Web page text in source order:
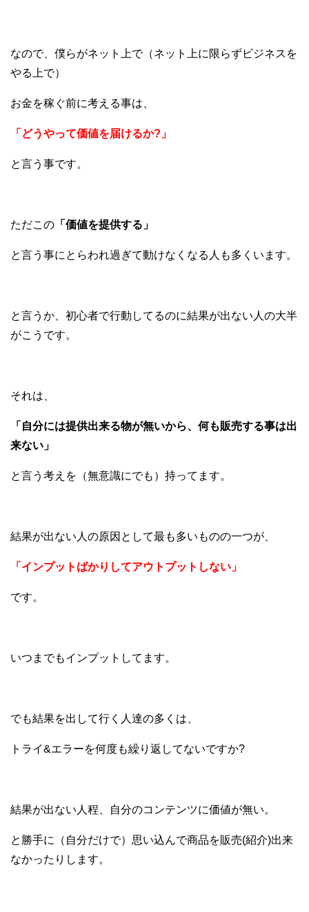
なので、僕らがネット上で（ネット上に限らずビジネスを
やる上で）
お金を稼ぐ前に考える事は、
「どうやって価値を届けるか?」
と言う事です。
ただこの 「価値を提供する」
と言う事にとらわれ過ぎて動けなくなる人も多くいます。
と言うか、初心者で行動してるのに結果が出ない人の大半
がこうです。
それは、
「自分には提供出来る物が無いから、何も販売する事は出
来ない」
と言う考えを（無意識にでも）持ってます。
結果が出ない人の原因として最も多いものの一つが、
「インプットばかりしてアウトプットしない」
です。
いつまでもインプットしてます。
でも結果を出して行く人達の多くは、
トライ&エラーを何度も繰り返してないですか?
結果が出ない人程、自分のコンテンツに価値が無い。
と勝手に（自分だけで）思い込んで商品を販売(紹介)出来
なかったりします。